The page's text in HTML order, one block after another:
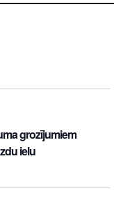
grozījumiem
ielu